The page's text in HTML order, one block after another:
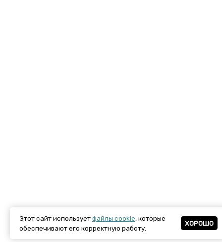
Этот сайт используетфайлы cookie, которые
обеспечивают его корректную работу.
ХОРОШО